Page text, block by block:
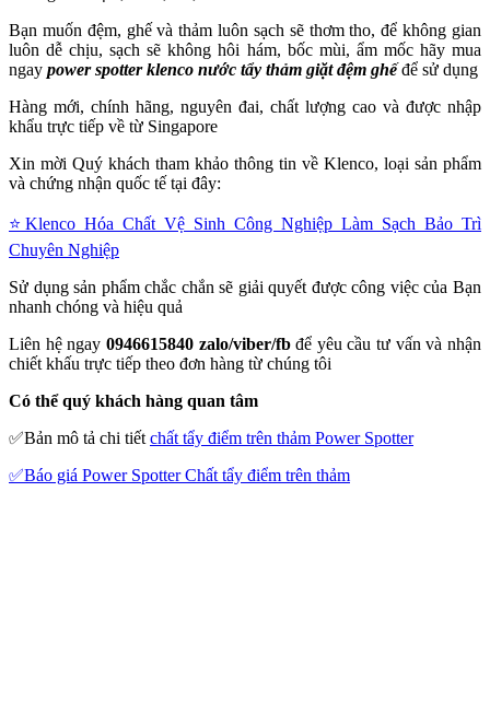
Bạn muốn đệm, ghế và thảm luôn sạch sẽ thơm tho, để không gian
luôn dễ chịu, sạch sẽ không hôi hám, bốc mùi, ẩm mốc hãy mua
ngay power spotter klenco nước tẩy thảm giặt đệm ghếđể sử dụng
Hàng mới, chính hãng, nguyên đai, chất lượng cao và được nhập
khẩu trực tiếp về từ Singapore
Xin mời Quý khách tham khảo thông tin về Klenco, loại sản phẩm
và chứng nhận quốc tế tại đây:
⭐️Klenco Hóa Chất Vệ Sinh Công Nghiệp Làm Sạch Bảo Trì
Chuyên Nghiệp
Sử dụng sản phẩm chắc chắn sẽ giải quyết được công việc của Bạn
nhanh chóng và hiệu quả
Liên hệ ngay 0946615840 zalo/viber/fbđể yêu cầu tư vấn và nhận
chiết khấu trực tiếp theo đơn hàng từ chúng tôi
Có thể quý khách hàng quan tâm
✅Bản mô tả chi tiếtchất tẩy điểm trên thảm Power Spotter
✅Báo giá Power Spotter Chất tẩy điểm trên thảm